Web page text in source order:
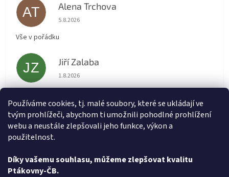
Používáme cookies, tj. malé soubory, které se ukládají ve
tvým prohlížeči, abychom ti umožnili pohodlné prohlížení
webu a neustále zlepšovali jeho funkce, výkon a
použitelnost.
Díky vašemu souhlasu, můžeme zlepšovat kvalitu
Ptákovny-ČB.
AT Alena Trchova
Hodnocení obchodu je 5 z 5 hvězdiček.
5.8.2026
Vše v pořádku
JZ Jiří Zalaba
Hodnocení obchodu je 5 z 5 hvězdiček.
1.8.2026
L Lída
Hodnocení obchodu je 5 z 5 hvězdiček.
31.7.2026